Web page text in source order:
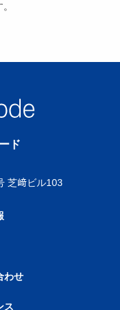
ド
芝﨑ビル103
わせ
ス